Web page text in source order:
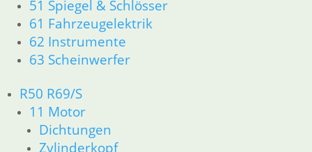
51 Spiegel & Schlösser
61 Fahrzeugelektrik
62 Instrumente
63 Scheinwerfer
R50 R69/S
11 Motor
Dichtungen
Zylinderkopf
zzgl.Versandkosten
In den Warenkorb
23,50€
Artikelnummer: 1261712
inkl. MwSt.